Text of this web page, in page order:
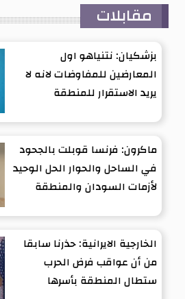
مقابلات
بزشكيان: نتنياهو اول
المعارضين للمفاوضات لانه لا
يريد الاستقرار للمنطقة
ماكرون: فرنسا قوبلت بالجحود
في الساحل والحوار الحل الوحيد
لأزمات السودان والمنطقة
الخارجية الايرانية: حذرنا سابقا
من أن عواقب فرض الحرب
ستطال المنطقة بأسرها